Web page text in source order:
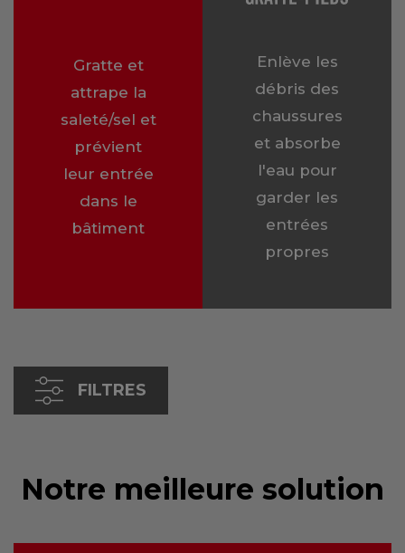
Gratte et
attrape la
saleté/sel et
prévient
leur entrée
dans le
bâtiment
Enlève les
débris des
chaussures
et absorbe
l'eau pour
garder les
entrées
propres
FILTRES
Notre meilleure solution